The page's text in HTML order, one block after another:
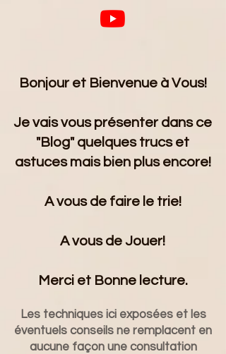
Bonjour et Bienvenue à Vous!
Je vais vous présenter dans ce
"Blog" quelques trucs et
astuces mais bien plus encore!
A vous de faire le trie!
A vous de Jouer!
Merci et Bonne lecture.
Les techniques ici exposées et les
éventuels conseils ne remplacent en
aucune façon une consultation